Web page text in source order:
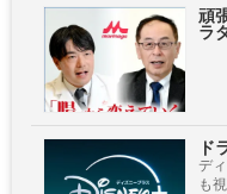
頑
ラ
ド
デ
も